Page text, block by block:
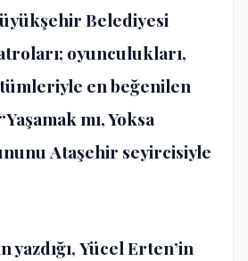
Belediyesi
oyunculukları,
en beğenilen
mı, Yoksa
Ataşehir seyircisiyle
yazdığı,Yücel Erten’in